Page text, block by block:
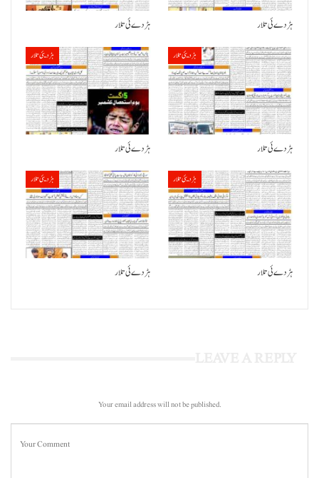
ہڑدے ئی تلار ہڑدے ئی تلار
ہڑدیئی تلار
ہڑدے ئی تلار
ہڑدیئی تلار
ہڑدے ئی تلار
ہڑدیئی تلار
ہڑدے ئی تلار
ہڑدیئی تلار
ہڑدے ئی تلار
Your email address will not be published.